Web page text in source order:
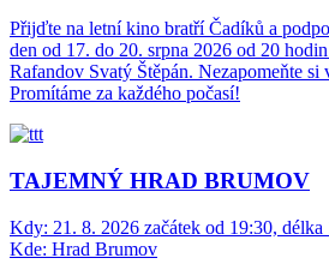
Přijďte na letní kino bratří Čadíků a
den od 17. do 20. srpna 2026 od 20
Rafandov Svatý Štěpán. Nezapomeňte
Promítáme za každého počasí!
TAJEMNÝ HRAD BRUMOV
Kdy: 21. 8. 2026 začátek od 19:30,
Kde: Hrad Brumov